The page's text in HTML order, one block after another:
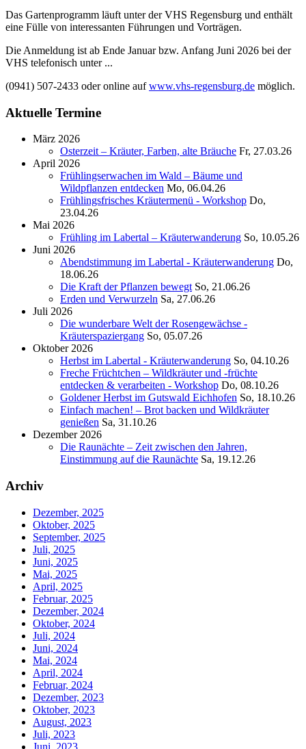
Das Gartenprogramm läuft unter der VHS Regensburg und enthält
eine Fülle von interessanten Führungen und Vorträgen.
Die Anmeldung ist ab Ende Januar bzw. Anfang Juni 2026 bei der
VHS telefonisch unter ...
(0941) 507-2433 oder online aufwww.vhs-regensburg.de möglich.
Aktuelle Termine
März 2026
Osterzeit – Kräuter, Farben, alte Bräuche Fr, 27.03.26
April 2026
Frühlingserwachen im Wald – Bäume und
Wildpflanzen entdecken Mo, 06.04.26
Frühlingsfrisches Kräutermenü - Workshop Do,
23.04.26
Mai 2026
Frühling im Labertal – Kräuterwanderung So, 10.05.26
Juni 2026
Abendstimmung im Labertal - Kräuterwanderung Do,
18.06.26
Die Kraft der Pflanzen bewegt So, 21.06.26
Erden und Verwurzeln Sa, 27.06.26
Juli 2026
Die wunderbare Welt der Rosengewächse -
Kräuterspaziergang So, 05.07.26
Oktober 2026
Herbst im Labertal - Kräuterwanderung So, 04.10.26
Freche Früchtchen – Wildkräuter und -früchte
entdecken & verarbeiten - Workshop Do, 08.10.26
Goldener Herbst im Gutswald Eichhofen So, 18.10.26
Einfach machen! – Brot backen und Wildkräuter
genießen Sa, 31.10.26
Dezember 2026
Die Raunächte – Zeit zwischen den Jahren,
Einstimmung auf die Raunächte Sa, 19.12.26
Archiv
Dezember, 2025
Oktober, 2025
September, 2025
Juli, 2025
Juni, 2025
Mai, 2025
April, 2025
Februar, 2025
Dezember, 2024
Oktober, 2024
Juli, 2024
Juni, 2024
Mai, 2024
April, 2024
Februar, 2024
Dezember, 2023
Oktober, 2023
August, 2023
Juli, 2023
Juni, 2023